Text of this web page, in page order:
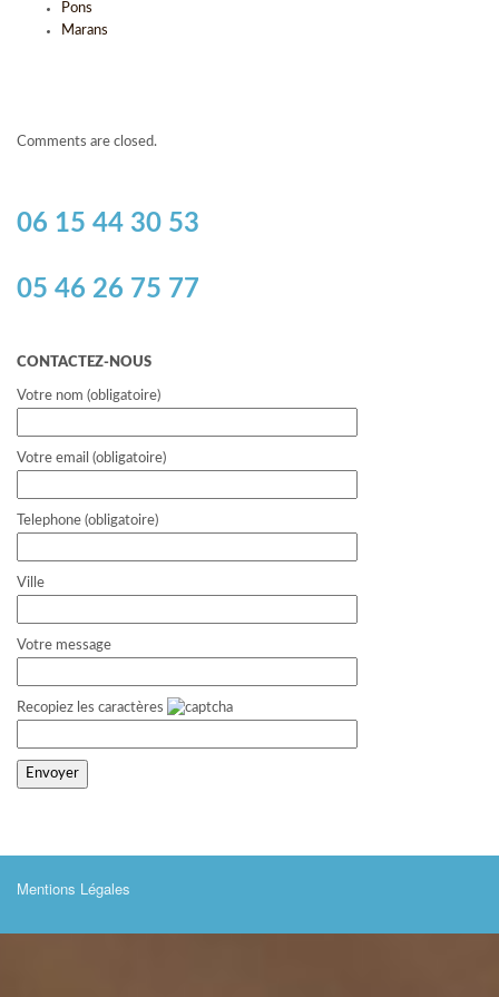
Pons
Marans
Comments are closed.
06 15 44 30 53
05 46 26 75 77
CONTACTEZ-NOUS
Votre nom (obligatoire)
Votre email (obligatoire)
Telephone (obligatoire)
Ville
Votre message
Recopiez les caractères
Mentions Légales